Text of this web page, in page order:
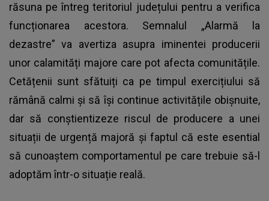
răsuna pe întreg teritoriul județului pentru a verifica
funcționarea acestora. Semnalul „Alarmă la
dezastre” va avertiza asupra iminentei producerii
unor calamități majore care pot afecta comunitățile.
Cetățenii sunt sfătuiți ca pe timpul exercițiului să
rămână calmi și să își continue activitățile obișnuite,
dar să conștientizeze riscul de producere a unei
situații de urgență majoră și faptul că este esential
să cunoaștem comportamentul pe care trebuie să-l
adoptăm într-o situație reală.